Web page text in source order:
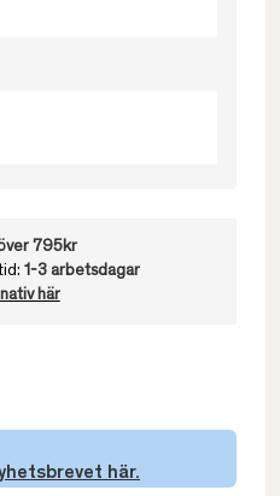
795kr
1-3 arbetsdagar
här
här.